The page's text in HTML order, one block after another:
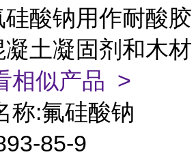
硅酸钠用作耐酸胶
土凝固剂和木材
相似产品 >
称:氟硅酸钠
85-9